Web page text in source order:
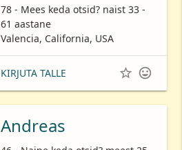
78 - Mees keda otsid? naist 33 -
61 aastane
Valencia, California, USA
KIRJUTA TALLE  
Andreas